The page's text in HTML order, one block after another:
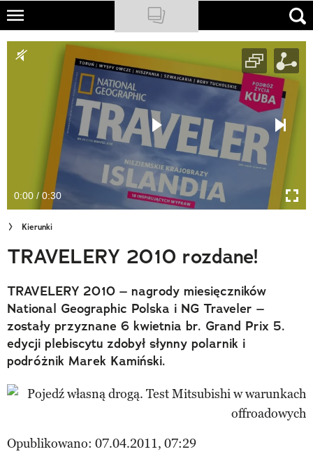
Skip
main
NATIONAL GEOGRAPHIC
TRAVELER
PODCASTY
Newsletter
Cuda Polski
Wielki Konkurs Fotograficzny
Trendbook Podróżniczy
Polecane
0:00 / 0:30
Kierunki
TRAVELERY 2010 rozdane!
TRAVELERY 2010 – nagrody miesięczników
National Geographic Polska i NG Traveler –
zostały przyznane 6 kwietnia br. Grand Prix 5.
edycji plebiscytu zdobył słynny polarnik i
podróżnik Marek Kamiński.
Opublikowano: 07.04.2011, 07:29